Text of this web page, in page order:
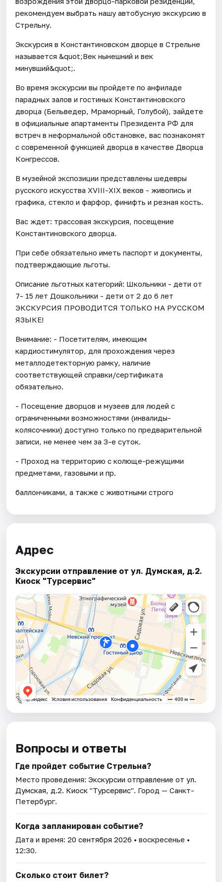
рекомендуем выбрать нашу автобусную экскурсию в
Стрельну.
Экскурсия в Константиновском дворце в Стрельне
называется &quot;Век нынешний и век
минувший&quot;.
Во время экскурсии вы пройдете по анфиладе
парадных залов и гостиных Константиновского
дворца (Бельведер, Мраморный, Голубой), зайдете
в официальные апартаменты Президента РФ для
встреч в неформальной обстановке, вас познакомят
с современной функцией дворца в качестве Дворца
Конгрессов.
В музейной экспозиции представлены шедевры
русского искусства XVIII-XIX веков - живопись и
графика, стекло и фарфор, финифть и резная кость.
Вас ждет: трассовая экскурсия, посещение
Константиновского дворца.
При себе обязательно иметь паспорт и документы,
подтверждающие льготы.
Описание льготных категорий: Школьники - дети от
7- 15 лет Дошкольники - дети от 2 до 6 лет
ЭКСКУРСИЯ ПРОВОДИТСЯ ТОЛЬКО НА РУССКОМ
ЯЗЫКЕ!
Внимание: - Посетителям, имеющим
кардиостимулятор, для прохождения через
металлодетекторную рамку, наличие
соответствующей справки/сертификата
обязательно.
- Посещение дворцов и музеев для людей с
ограниченными возможностями (инвалиды-
колясочники) доступно только по предварительной
записи, не менее чем за 3-е суток.
- Проход на территорию с колюще-режущими
предметами, газовыми и пр.
баллончиками, а также с животными строго
Адрес
Экскурсии отправление от ул. Думская, д.2.
Киоск "Турсервис"
Вопросы и ответы
Где пройдет событие Стрельна?
Место проведения:Экскурсии отправление от ул.
Думская, д.2. Киоск "Турсервис". Город — Санкт-
Петербург.
Когда запланирован событие?
Дата и время:20 сентября 2026 • воскресенье •
12:30.
Сколько стоит билет?